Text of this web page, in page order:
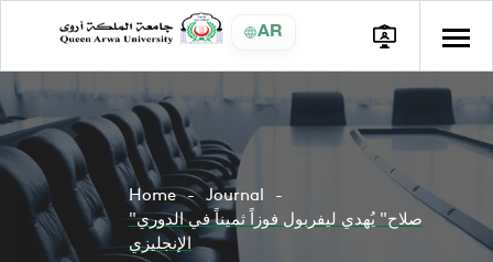
AR
Home
Journal
"صلاح" يُهدي ليفربول فوزاً ثميناً في الدوري
الإنجليزي